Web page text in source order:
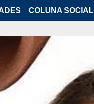
COLUNA SOCIAL